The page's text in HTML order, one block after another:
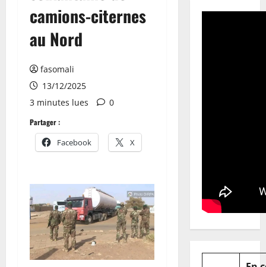
camions-citernes
au Nord
fasomali
13/12/2025
3 minutes lues
0
Partager :
Facebook X